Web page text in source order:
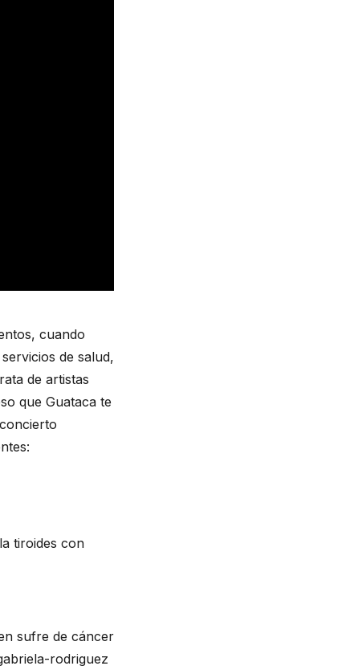
cuando
de salud,
de artistas
que Guataca te
tiroides con
sufre de cáncer
rodriguez